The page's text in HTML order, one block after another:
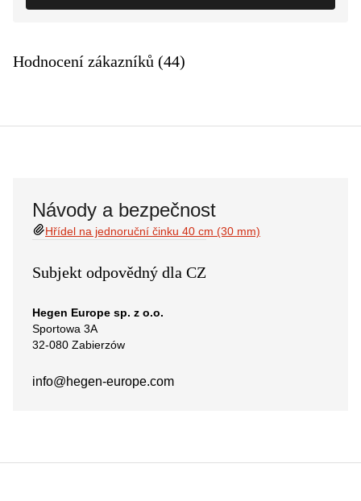
Hodnocení zákazníků (44)
Návody a bezpečnost
Hřídel na jednoruční činku 40 cm (30 mm)
Subjekt odpovědný dla CZ
Hegen Europe sp. z o.o.
Sportowa 3A
32-080 Zabierzów
info@hegen-europe.com